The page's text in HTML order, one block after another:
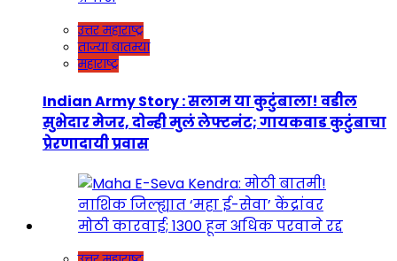
उत्तर महाराष्ट्र
ताज्या बातम्या
महाराष्ट्र
Indian Army Story : सलाम या कुटुंबाला! वडील
सुभेदार मेजर, दोन्ही मुलं लेफ्टनंट; गायकवाड कुटुंबाचा
प्रेरणादायी प्रवास